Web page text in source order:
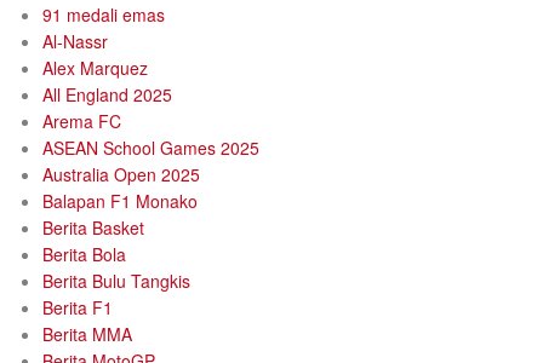
91 medali emas
Al-Nassr
Alex Marquez
All England 2025
Arema FC
ASEAN School Games 2025
Australia Open 2025
Balapan F1 Monako
Berita Basket
Berita Bola
Berita Bulu Tangkis
Berita F1
Berita MMA